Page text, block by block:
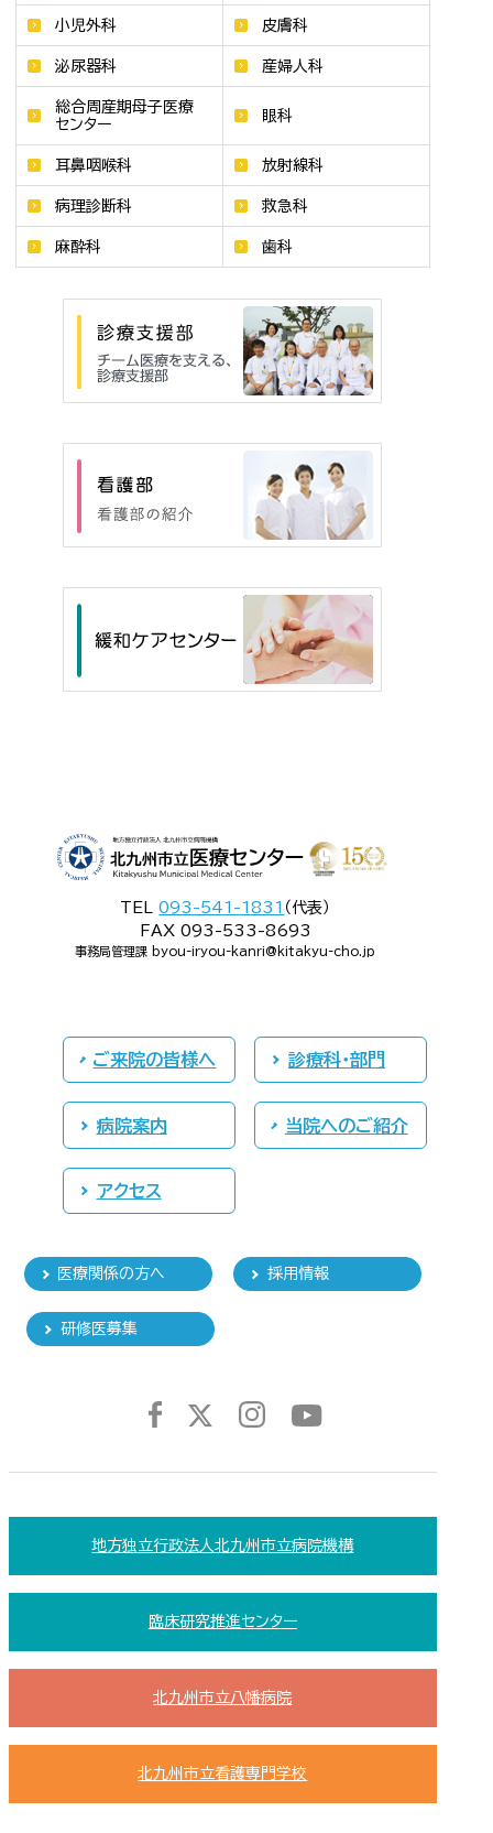
小児外科 皮膚科
泌尿器科 産婦人科
総合周産期母子医療
センター
眼科
耳鼻咽喉科 放射線科
病理診断科 救急科
麻酔科 歯科
TEL093-541-1831 （代表）
FAX 093-533-8693
事務局管理課 byou-iryou-kanri@kitakyu-cho.jp
ご来院の皆様へ 診療科・部門
病院案内 当院へのご紹介
アクセス
医療関係の方へ 採用情報
研修医募集
地方独立行政法人北九州市立病院機構
臨床研究推進センター
北九州市立八幡病院
北九州市立看護専門学校